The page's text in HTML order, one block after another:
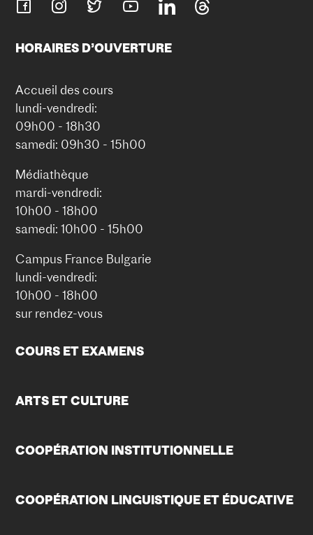
HORAIRES D’OUVERTURE
Accueil des cours
lundi-vendredi:
09h00 - 18h30
samedi: 09h30 - 15h00
Médiathèque
mardi-vendredi:
10h00 - 18h00
samedi: 10h00 - 15h00
Campus France Bulgarie
lundi-vendredi:
10h00 - 18h00
sur rendez-vous
COURS ET EXAMENS
ARTS ET CULTURE
COOPÉRATION INSTITUTIONNELLE
COOPÉRATION LINGUISTIQUE ET ÉDUCATIVE